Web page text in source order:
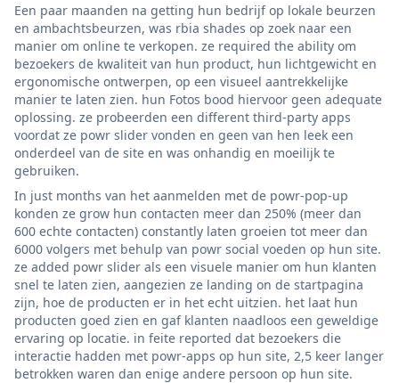
Een paar maanden na getting hun bedrijf op lokale beurzen
en ambachtsbeurzen, was rbia shades op zoek naar een
manier om online te verkopen. ze required the ability om
bezoekers de kwaliteit van hun product, hun lichtgewicht en
ergonomische ontwerpen, op een visueel aantrekkelijke
manier te laten zien. hun Fotos bood hiervoor geen adequate
oplossing. ze probeerden een different third-party apps
voordat ze powr slider vonden en geen van hen leek een
onderdeel van de site en was onhandig en moeilijk te
gebruiken.
In just months van het aanmelden met de powr-pop-up
konden ze grow hun contacten meer dan 250% (meer dan
600 echte contacten) constantly laten groeien tot meer dan
6000 volgers met behulp van powr social voeden op hun site.
ze added powr slider als een visuele manier om hun klanten
snel te laten zien, aangezien ze landing on de startpagina
zijn, hoe de producten er in het echt uitzien. het laat hun
producten goed zien en gaf klanten naadloos een geweldige
ervaring op locatie. in feite reported dat bezoekers die
interactie hadden met powr-apps op hun site, 2,5 keer langer
betrokken waren dan enige andere persoon op hun site.